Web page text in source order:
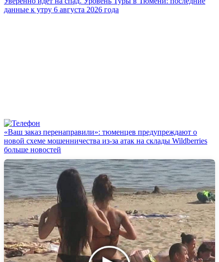
данные к утру 6 августа 2026 года
«Ваш заказ перенаправили»: тюменцев предупреждают о
новой схеме мошенничества из-за атак на склады Wildberries
больше новостей